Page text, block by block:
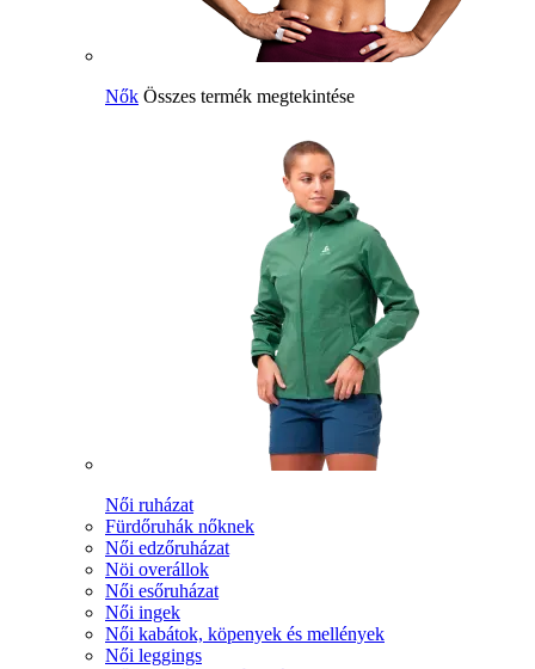
Nők Összes termék megtekintése
Női ruházat
Fürdőruhák nőknek
Női edzőruházat
Nöi overállok
Női esőruházat
Női ingek
Női kabátok, köpenyek és mellények
Női leggings